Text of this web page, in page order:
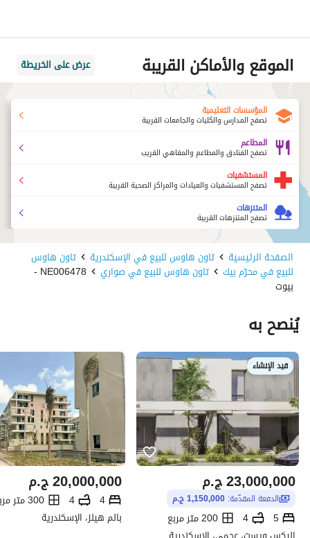
الموقع والأماكن القريبة عرض على الخريطة
المؤسسات التعليمية
تصفح المدارس والكليات والجامعات القريبة
المطاعم
تصفح الفنادق والمطاعم والمقاهي القريب
المستشفيات
تصفح المستشفيات والعيادات والمراكز الصحية القريبة
المتنزهات
تصفح المتنزهات القريبة
الصفحة الرئيسية تاون هاوس للبيع في الإسكندرية تاون هاوس
للبيع في محرّم بيك تاون هاوس للبيع في صواري NE006478 -
بيوت
يُنصح به
قيد الإنشاء
ج.م23,000,000
الدفعة المقدّمة: 1,150,000 ج.م
5
4
200 متر مربع
ج.م20,000,000
4
4
300 متر مربع
بالم هيلز، الإسكندرية